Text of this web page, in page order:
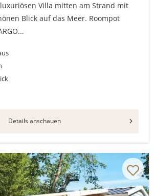
Villa mitten am Strand mit
Blick auf das Meer. Roompot
Details anschauen